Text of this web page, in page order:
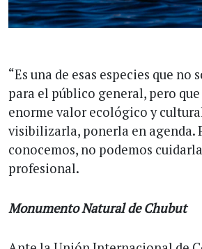
“Es una de esas especies que no
para el público general, pero
enorme valor ecológico y
visibilizarla, ponerla en agenda.
conocemos, no podemos
profesional.
Monumento Natural de Chubut